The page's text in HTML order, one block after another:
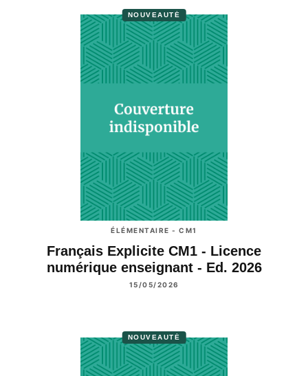
NOUVEAUTÉ
ÉLÉMENTAIRE - CM1
Français Explicite CM1 - Licence
numérique enseignant - Ed. 2026
15/05/2026
NOUVEAUTÉ